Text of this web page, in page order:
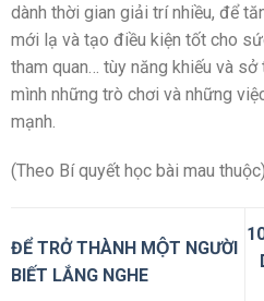
dành thời gian giải trí nhiều, để
mới lạ và tạo điều kiện tốt cho
tham quan… tùy năng khiếu và
mình những trò chơi và những
mạnh.
(Theo Bí quyết học bài mau thuộc)
ĐỂ TRỞ THÀNH MỘT NGƯỜI
BIẾT LẮNG NGHE